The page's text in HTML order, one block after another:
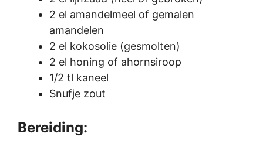
2 el amandelmeel of gemalen
amandelen
2 el kokosolie (gesmolten)
2 el honing of ahornsiroop
1/2 tl kaneel
Snufje zout
Bereiding: